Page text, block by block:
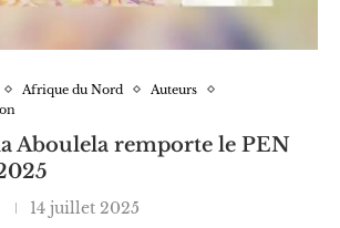
Afrique du Nord
Auteurs
Aboulela remporte le PEN
14 juillet 2025